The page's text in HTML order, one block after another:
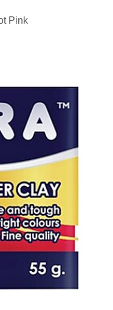
Pink